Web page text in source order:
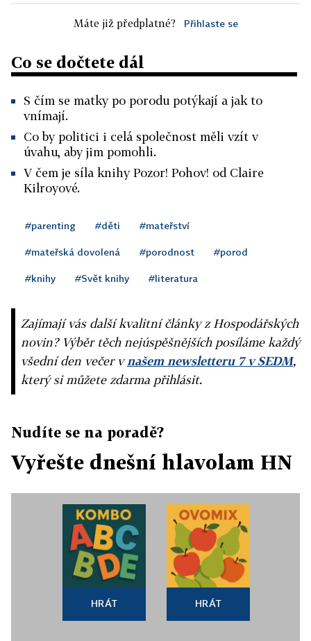
Máte již předplatné? Přihlaste se
Co se dočtete dál
S čím se matky po porodu potýkají a jak to
vnímají.
Co by politici i celá společnost měli vzít v
úvahu, aby jim pomohli.
V čem je síla knihy Pozor! Pohov! od Claire
Kilroyové.
#parenting #děti #mateřství
#mateřská dovolená #porodnost #porod
#knihy #Svět knihy #literatura
Zajímají vás další kvalitní články z Hospodářských
novin? Výběr těch nejúspěšnějších posíláme každý
všední den večer vnašem newsletteru 7 v SEDM,
který si můžete zdarma přihlásit.
Nudíte se na poradě?
Vyřešte dnešní hlavolam HN
HRÁT HRÁT